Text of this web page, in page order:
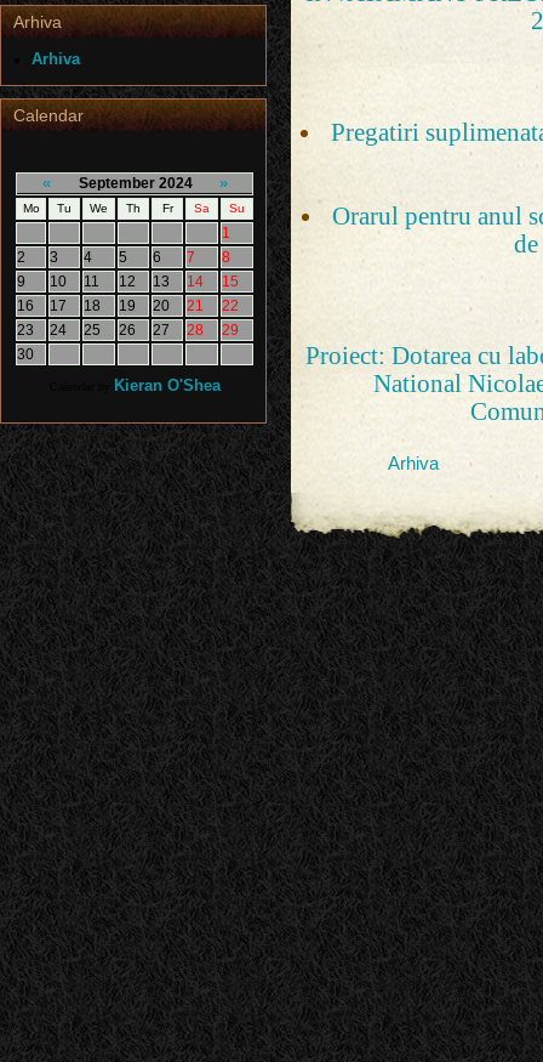
Pregatiri
Orarul pentru anul
Proiect: Dotarea cu
National
Arhiva
Arhiva
Arhiva
Calendar
« September 2024 »
Mo Tu We Th Fr Sa Su
1
2
3 4 5 6 7
8
9
10 11 12 13 14
15
16
17 18 19 20 21
22
23
24 25 26 27 28
29
30
Kieran O'Shea